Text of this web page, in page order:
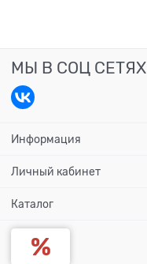
МЫ В СОЦ СЕТЯХ
Информация
Личный кабинет
Каталог